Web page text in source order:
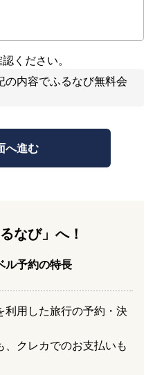
ください。
の内容でふるなび無料会
なび」へ！
ル予約の特長
利用した旅行の予約・決
、クレカでのお支払いも